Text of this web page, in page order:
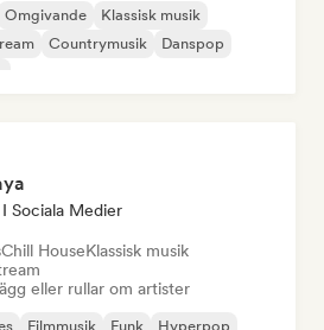
Omgivande
Klassisk musik
Countrymusik
Danspop
Sociala Medier
Chill HouseKlassisk musik
eller rullar om artister
Filmmusik Funk Hyperpop